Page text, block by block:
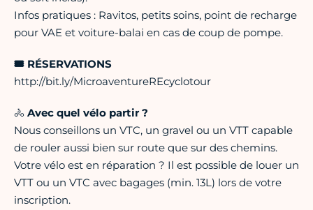
Infos pratiques : Ravitos, petits soins, point de recharge
pour VAE et voiture-balai en cas de coup de pompe.
🎟️ RÉSERVATIONS
http://bit.ly/MicroaventureREcyclotour
🚴 Avec quel vélo partir ?
Nous conseillons un VTC, un gravel ou un VTT capable
de rouler aussi bien sur route que sur des chemins.
Votre vélo est en réparation ? Il est possible de louer un
VTT ou un VTC avec bagages (min. 13L) lors de votre
inscription.